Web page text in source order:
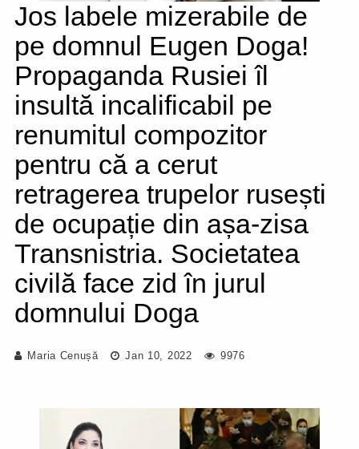
Jos labele mizerabile de
pe domnul Eugen Doga!
Propaganda Rusiei îl
insultă incalificabil pe
renumitul compozitor
pentru că a cerut
retragerea trupelor rusești
de ocupație din așa-zisa
Transnistria. Societatea
civilă face zid în jurul
domnului Doga
Maria Cenușă Jan 10, 2022 9976